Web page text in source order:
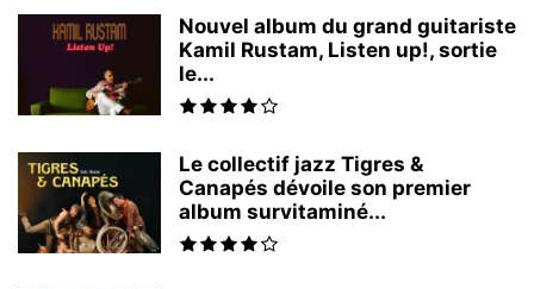
Nouvel album du grand guitariste
Kamil Rustam, Listen up!, sortie
le...
Le collectif jazz Tigres &
Canapés dévoile son premier
album survitaminé...